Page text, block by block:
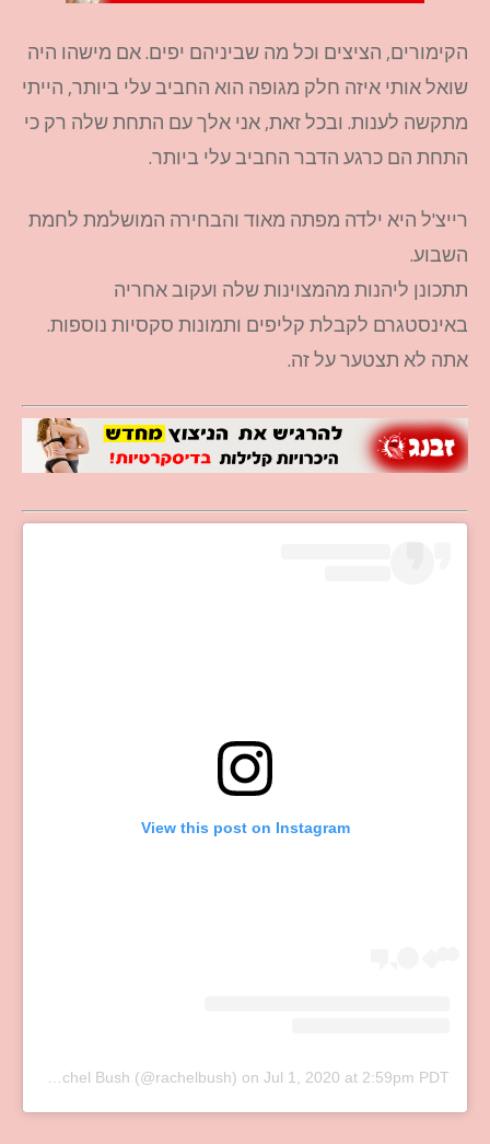
הקימורים, הציצים וכל מה שביניהם יפים. אם מישהו היה
שואל אותי איזה חלק מגופה הוא החביב עלי ביותר, הייתי
מתקשה לענות. ובכל זאת, אני אלך עם התחת שלה רק כי
התחת הם כרגע הדבר החביב עלי ביותר.
רייצ'ל היא ילדה מפתה מאוד והבחירה המושלמת לחמת
השבוע.
תתכונן ליהנות מהמצוינות שלה ועקוב אחריה
באינסטגרם לקבלת קליפים ותמונות סקסיות נוספות.
אתה לא תצטער על זה.
View this post on Instagram
on Jul 1, 2020 at 2:59pm PDT